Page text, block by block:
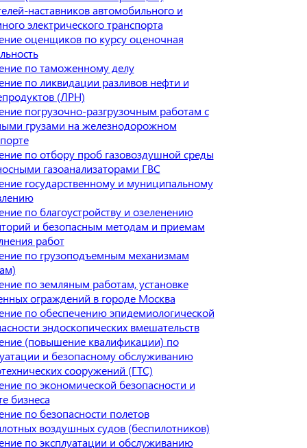
наставников автомобильного и
электрического транспорта
оценщиков по курсу оценочная
по таможенному делу
по ликвидации разливов нефти и
(ЛРН)
погрузочно-разгрузочным работам с
грузами на железнодорожном
по отбору проб газовоздушной среды
газоанализаторами ГВС
государственному и муниципальному
по благоустройству и озеленению
и безопасным методам и приемам
работ
по грузоподъемным механизмам
по земляным работам, установке
ограждений в городе Москва
по обеспечению эпидемиологической
эндоскопических вмешательств
(повышение квалификации) по
и безопасному обслуживанию
сооружений (ГТС)
по экономической безопасности и
бизнеса
по безопасности полетов
воздушных судов (беспилотников)
по эксплуатации и обслуживанию